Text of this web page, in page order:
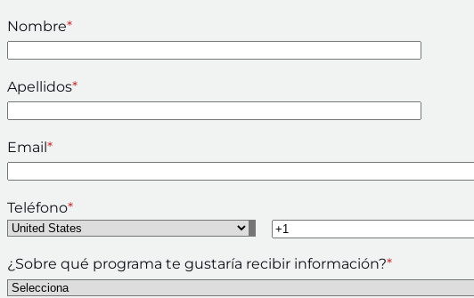
Nombre*
Apellidos*
Email*
Teléfono*
¿Sobre qué programa te gustaría recibir información?*